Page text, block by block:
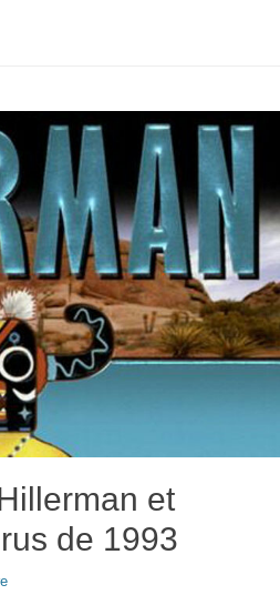
et
de 1993